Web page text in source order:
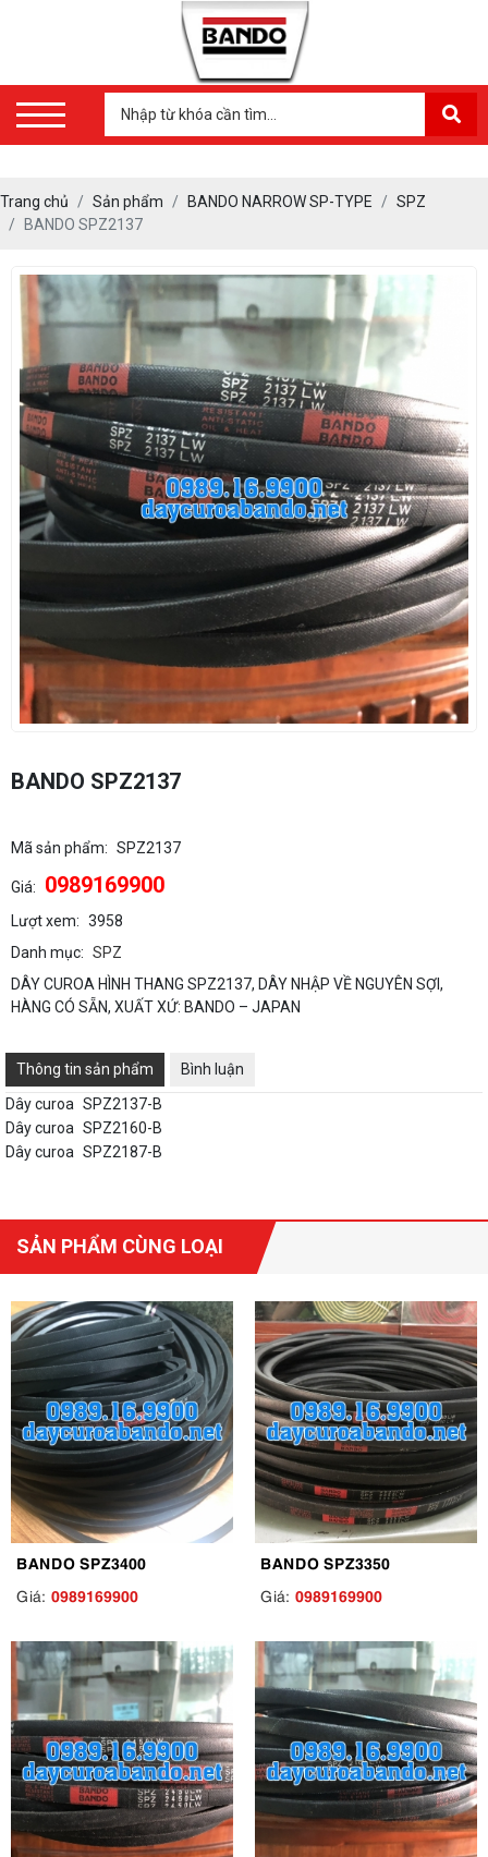
Trang chủ Sản phẩm BANDO NARROW SP-TYPE
SPZ
BANDO SPZ2137
BANDO SPZ2137
Mã sản phẩm: SPZ2137
Giá: 0989169900
Lượt xem: 3958
Danh mục: SPZ
DÂY CUROA HÌNH THANG SPZ2137, DÂY NHẬP VỀ NGUYÊN SỢI,
HÀNG CÓ SẴN, XUẤT XỨ: BANDO – JAPAN
Thông tin sản phẩm
Bình luận
Dây curoa SPZ2137-B
Dây curoa SPZ2160-B
Dây curoa SPZ2187-B
SẢN PHẨM CÙNG LOẠI
BANDO SPZ3400
Giá: 0989169900
BANDO SPZ3350
Giá: 0989169900